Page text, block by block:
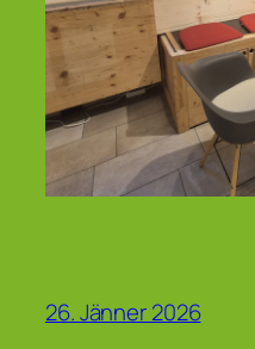
26. Jänner 2026